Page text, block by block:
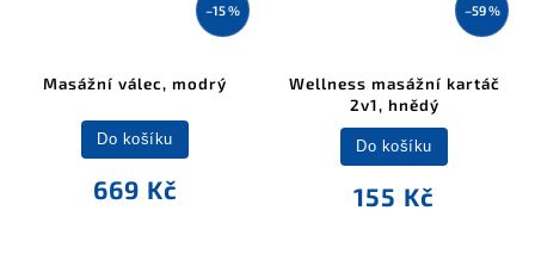
–15 %
Masážní válec, modrý
669 Kč
Do košíku
–59 %
Wellness masážní kartáč
2v1, hnědý
155 Kč
Do košíku